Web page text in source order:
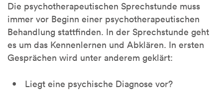
Die psychotherapeutischen Sprechstunde muss
immer vor Beginn einer psychotherapeutischen
Behandlung stattfinden. In der Sprechstunde geht
es um das Kennenlernen und Abklären. In ersten
Gesprächen wird unter anderem geklärt:
Liegt eine psychische Diagnose vor?